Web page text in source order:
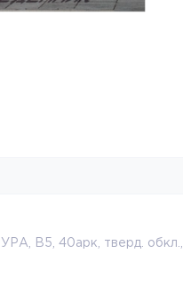
В5, 40арк, тверд.